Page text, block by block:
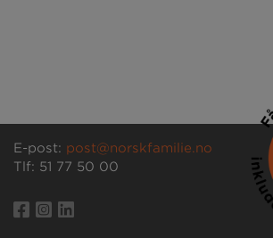
E-post: post@norskfamilie.no
Tlf: 51 77 50 00